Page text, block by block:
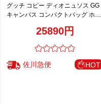
グッチ コピー ディオニュソス GG
キャンバス コンパクトバッグ ホワ
25890円
佐川急便 HOT